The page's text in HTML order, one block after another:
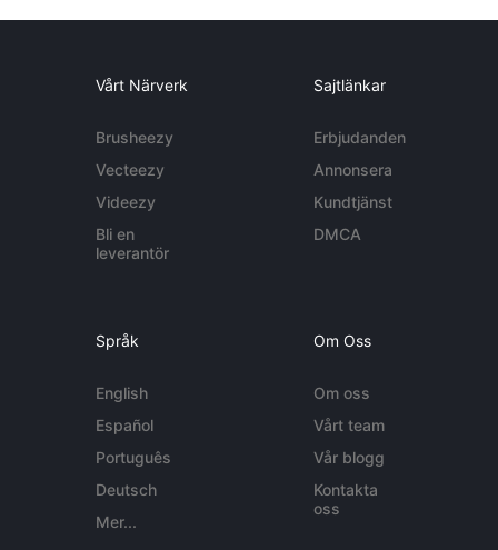
Vårt Närverk
Brusheezy
Vecteezy
Videezy
Bli en
leverantör
Sajtlänkar
Erbjudanden
Annonsera
Kundtjänst
DMCA
Språk
English
Español
Português
Deutsch
Mer...
Om Oss
Om oss
Vårt team
Vår blogg
Kontakta
oss